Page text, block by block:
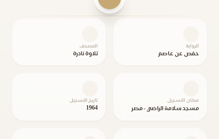
الرواية
حفص عن عاصم
المصحف
تلاوة نادرة
مكان التسجيل
مسجد سلامة الراضي - مصر
تاريخ التسجيل
1964